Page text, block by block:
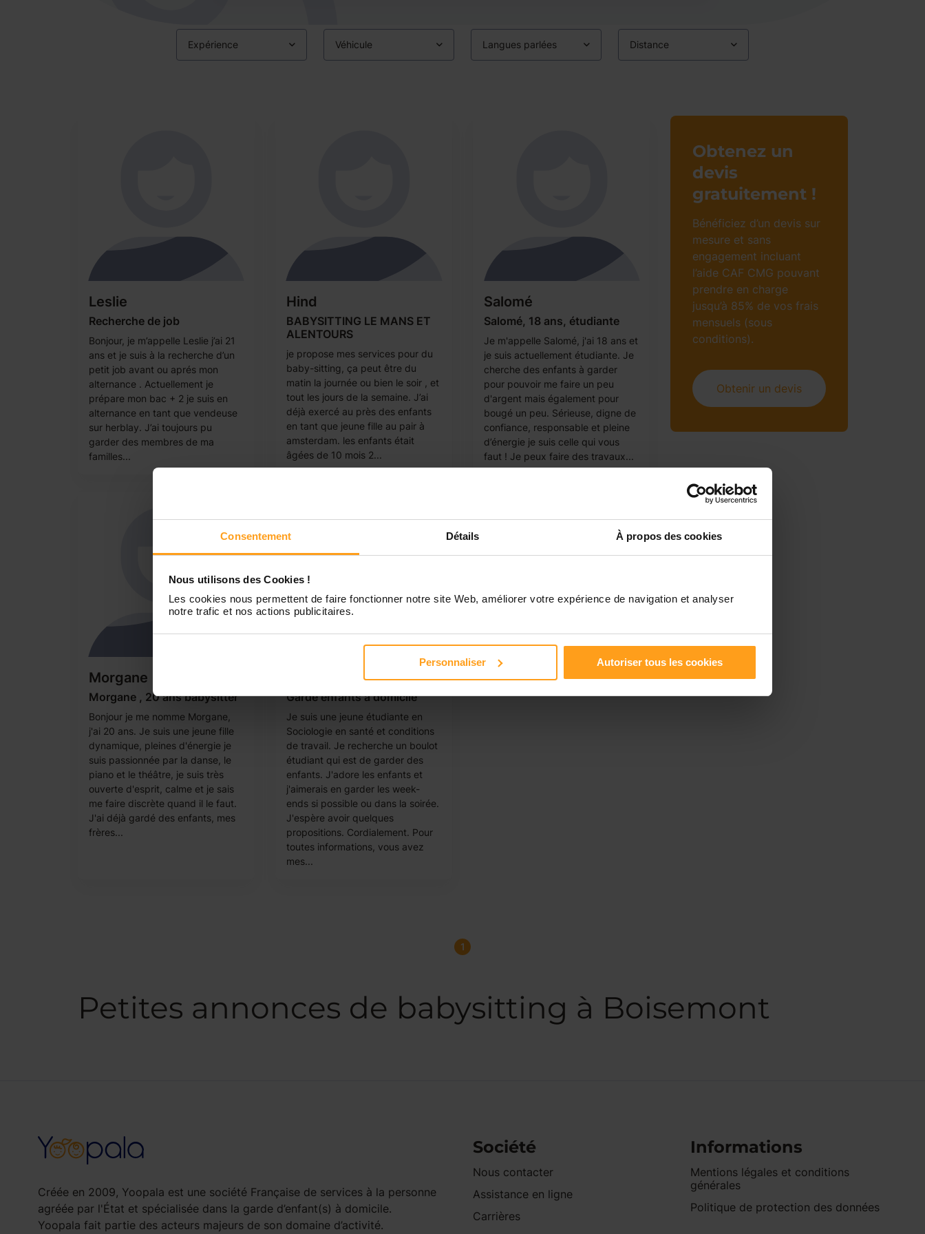
Consentement Détails À propos des cookies
Nous utilisons des Cookies !
Les cookies nous permettent de faire fonctionner notre site Web, améliorer votre expérience de navigation et analyser
notre trafic et nos actions publicitaires.
Personnaliser Autoriser tous les cookies
Expérience Véhicule Langues parlées Distance
Leslie
Recherche de job
Bonjour, je m’appelle Leslie j’ai 21
ans et je suis à la recherche d’un
petit job avant ou aprés mon
alternance . Actuellement je
prépare mon bac + 2 je suis en
alternance en tant que vendeuse
sur herblay. J’ai toujours pu
garder des membres de ma
familles...
Hind
BABYSITTING LE MANS ET
ALENTOURS
je propose mes services pour du
baby-sitting, ça peut être du
matin la journée ou bien le soir , et
tout les jours de la semaine. J’ai
déjà exercé au près des enfants
en tant que jeune fille au pair à
amsterdam. les enfants était
âgées de 10 mois 2...
Salomé
Salomé, 18 ans, étudiante
Je m'appelle Salomé, j'ai 18 ans et
je suis actuellement étudiante. Je
cherche des enfants à garder
pour pouvoir me faire un peu
d'argent mais également pour
bougé un peu. Sérieuse, digne de
confiance, responsable et pleine
d’énergie je suis celle qui vous
faut ! Je peux faire des travaux...
Morgane
Morgane , 20 ans babysitter
Bonjour je me nomme Morgane,
j'ai 20 ans. Je suis une jeune fille
dynamique, pleines d'énergie je
suis passionnée par la danse, le
piano et le théâtre, je suis très
ouverte d'esprit, calme et je sais
me faire discrète quand il le faut.
J'ai déjà gardé des enfants, mes
frères...
Garde enfants à domicile
Je suis une jeune étudiante en
Sociologie en santé et conditions
de travail. Je recherche un boulot
étudiant qui est de garder des
enfants. J'adore les enfants et
j'aimerais en garder les week-
ends si possible ou dans la soirée.
J'espère avoir quelques
propositions. Cordialement. Pour
toutes informations, vous avez
mes...
Obtenez un
devis
gratuitement !
Bénéficiez d’un devis sur
mesure et sans
engagement incluant
l’aide CAF CMG pouvant
prendre en charge
jusqu’à 85% de vos frais
mensuels (sous
conditions).
Obtenir un devis
1
Petites annonces de babysitting à Boisemont
Créée en 2009, Yoopala est une société Française de services à la personne
agréée par l'État et spécialisée dans la garde d’enfant(s) à domicile.
Yoopala fait partie des acteurs majeurs de son domaine d’activité.
Société
Nous contacter
Assistance en ligne
Carrières
Informations
Mentions légales et conditions
générales
Politique de protection des données